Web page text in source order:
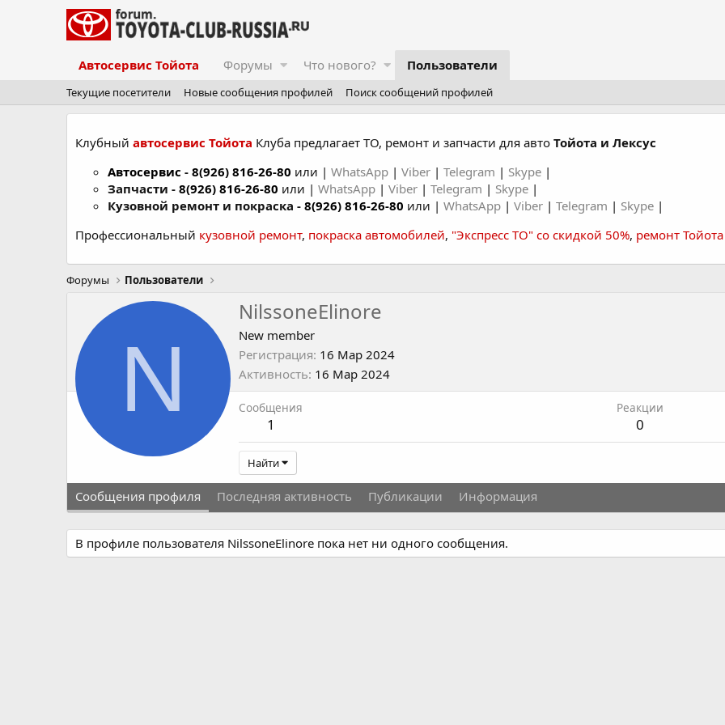
Автосервис Тойота Форумы Что нового? Пользователи
Текущие посетители Новые сообщения профилей Поиск сообщений профилей
Клубный автосервис Тойота Клуба предлагает ТО, ремонт и запчасти для авто Тойота и Лексус
Автосервис - 8(926) 816-26-80 или | WhatsApp | Viber | Telegram | Skype |
Запчасти - 8(926) 816-26-80 или | WhatsApp | Viber | Telegram | Skype |
Кузовной ремонт и покраска - 8(926) 816-26-80 или | WhatsApp | Viber | Telegram | Skype |
Профессиональный кузовной ремонт, покраска автомобилей, "Экспресс ТО" со скидкой 50%, ремонт Тойота
Форумы Пользователи
N
NilssoneElinore
New member
Регистрация 16 Мар 2024
Активность 16 Мар 2024
Сообщения
1
Реакции
0
Найти
Сообщения профиля Последняя активность Публикации Информация
В профиле пользователя NilssoneElinore пока нет ни одного сообщения.